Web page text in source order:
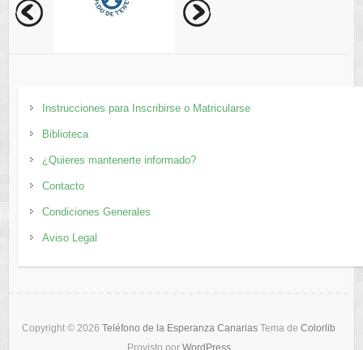
Instrucciones para Inscribirse o Matricularse
Biblioteca
¿Quieres mantenerte informado?
Contacto
Condiciones Generales
Aviso Legal
Copyright © 2026Teléfono de la Esperanza Canarias Tema deColorlib
Provisto por WordPress